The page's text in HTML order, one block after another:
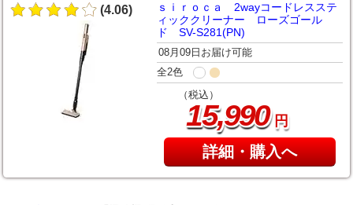
(4.06)
ｓｉｒｏｃａ 2wayコードレスステ
ィッククリーナー ローズゴール
ド SV-S281(PN)
08月09日お届け可能
全2色
（税込）
15,990円
詳細・購入へ